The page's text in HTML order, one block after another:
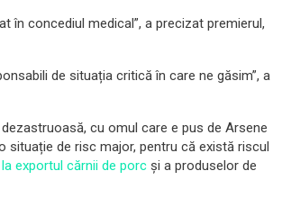
în concediul medical”, a precizat premierul,
de situația critică în care ne găsim”, a
cu omul care e pus de Arsene
situație de risc major, pentru că există riscul
exportul cărnii de porc și a produselor de